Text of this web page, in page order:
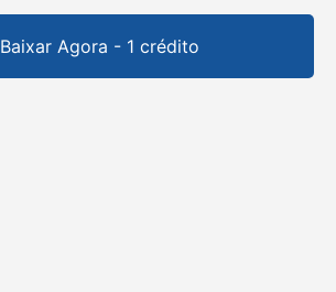
Baixar Agora - 1 crédito